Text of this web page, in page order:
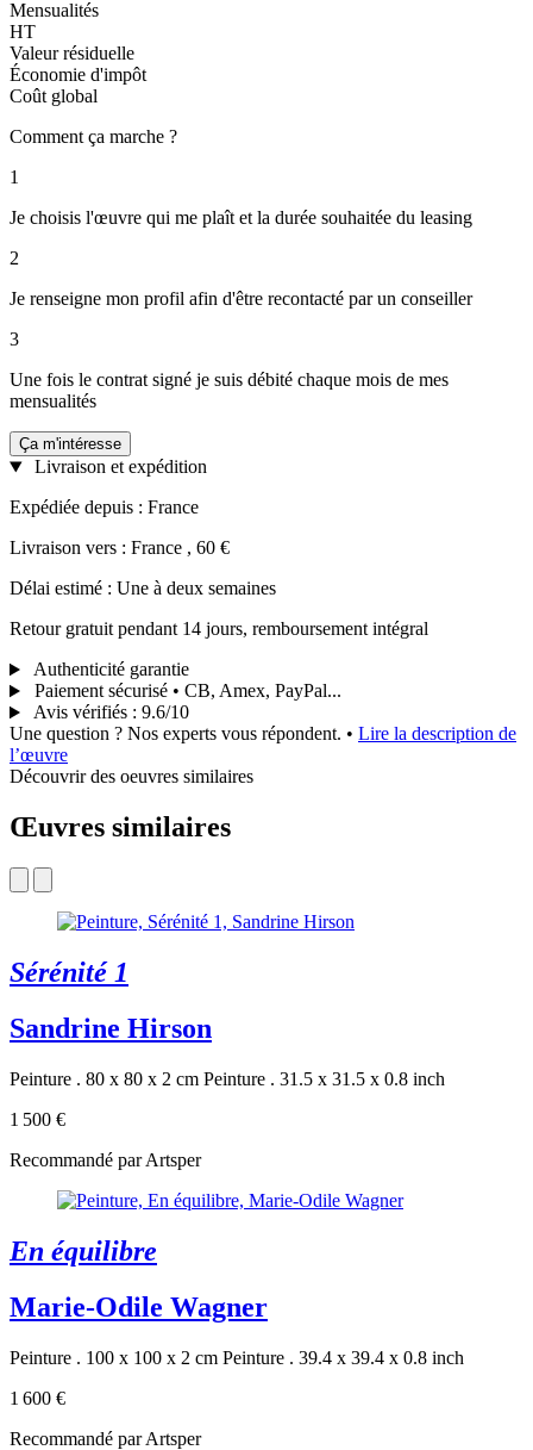
Mensualités
HT
Valeur résiduelle
Économie d'impôt
Coût global
Comment ça marche ?
1
Je choisis l'œuvre qui me plaît et la durée souhaitée du leasing
2
Je renseigne mon profil afin d'être recontacté par un conseiller
3
Une fois le contrat signé je suis débité chaque mois de mes
mensualités
Ça m'intéresse
Livraison et expédition
Expédiée depuis : France
Livraison vers : France , 60 €
Délai estimé : Une à deux semaines
Retour gratuit pendant 14 jours, remboursement intégral
Authenticité garantie
Paiement sécurisé • CB, Amex, PayPal...
Avis vérifiés : 9.6/10
Une question ? Nos experts vous répondent. • Lire la description de
l’œuvre
Découvrir des oeuvres similaires
Œuvres similaires
Sérénité 1
Sandrine Hirson
Peinture . 80 x 80 x 2 cm Peinture . 31.5 x 31.5 x 0.8 inch
1 500 €
Recommandé par Artsper
En équilibre
Marie-Odile Wagner
Peinture . 100 x 100 x 2 cm Peinture . 39.4 x 39.4 x 0.8 inch
1 600 €
Recommandé par Artsper